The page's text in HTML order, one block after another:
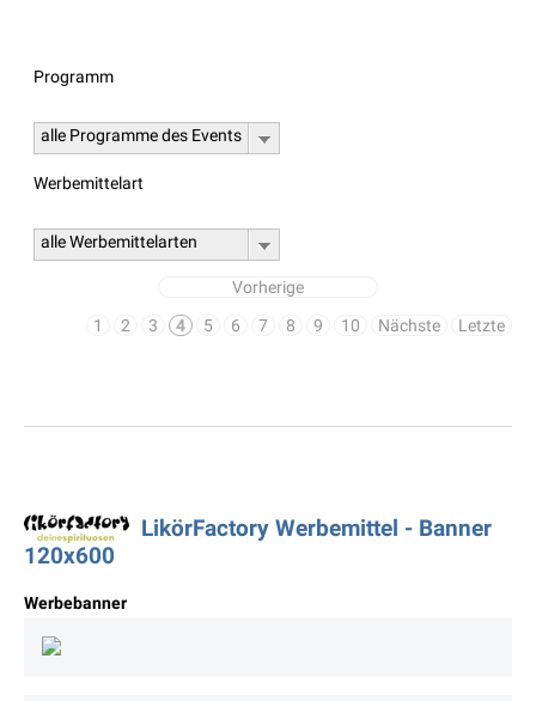
Programm
alle Programme des Events
Werbemittelart
alle Werbemittelarten
Vorherige
1
2 3 4 5 6 7 8 9 10 Nächste Letzte
LikörFactory Werbemittel - Banner
120x600
Werbebanner